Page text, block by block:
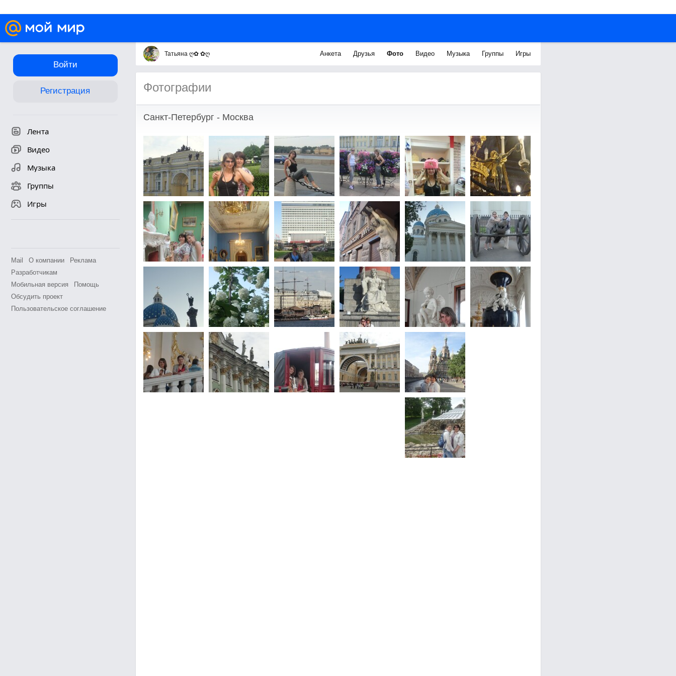
Войти
Регистрация
Лента
Видео
Музыка
Группы
Игры
Mail О компании
Реклама
Разработчикам
Мобильная версия
Помощь
Обсудить проект
Пользовательское соглашение
Татьяна ღ✿ ✿ღ Анкета Друзья Фото Видео Музыка Группы Игры
Фотографии
Санкт-Петербург - Москва